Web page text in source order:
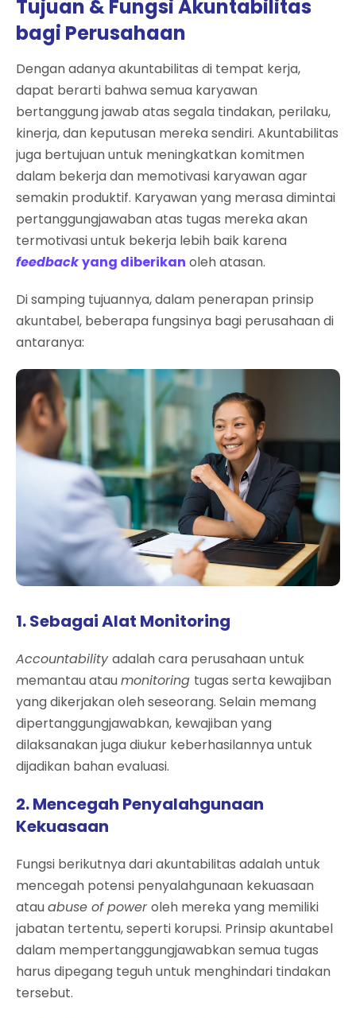
Tujuan & Fungsi Akuntabilitas
bagi Perusahaan
Dengan adanya akuntabilitas di tempat kerja,
dapat berarti bahwa semua karyawan
bertanggung jawab atas segala tindakan, perilaku,
kinerja, dan keputusan mereka sendiri. Akuntabilitas
juga bertujuan untuk meningkatkan komitmen
dalam bekerja dan memotivasi karyawan agar
semakin produktif. Karyawan yang merasa dimintai
pertanggungjawaban atas tugas mereka akan
termotivasi untuk bekerja lebih baik karena
feedbackyang diberikan oleh atasan.
Di samping tujuannya, dalam penerapan prinsip
akuntabel, beberapa fungsinya bagi perusahaan di
antaranya:
1. Sebagai Alat Monitoring
Accountabilityadalah cara perusahaan untuk
memantau ataumonitoring tugas serta kewajiban
yang dikerjakan oleh seseorang. Selain memang
dipertanggungjawabkan, kewajiban yang
dilaksanakan juga diukur keberhasilannya untuk
dijadikan bahan evaluasi.
2. Mencegah Penyalahgunaan
Kekuasaan
Fungsi berikutnya dari akuntabilitas adalah untuk
mencegah potensi penyalahgunaan kekuasaan
atauabuse of poweroleh mereka yang memiliki
jabatan tertentu, seperti korupsi. Prinsip akuntabel
dalam mempertanggungjawabkan semua tugas
harus dipegang teguh untuk menghindari tindakan
tersebut.